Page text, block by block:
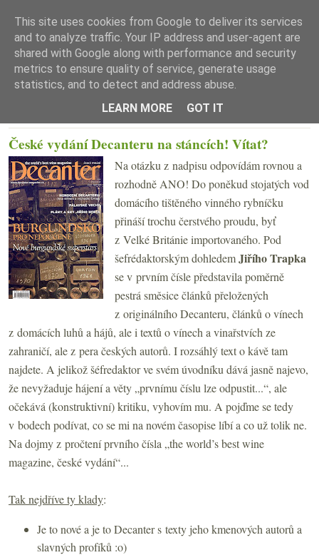
☰ Menu
České vydání Decanteru na stáncích! Vítat?
Na otázku z nadpisu odpovídám rovnou a
rozhodně ANO! Do poněkud stojatých vod
domácího tištěného vinného rybníčku
přináší trochu čerstvého proudu, byť
z Velké Británie importovaného. Pod
šefrédaktorským dohledemJiřího Trapka
se v prvním čísle představila poměrně
pestrá směsice článků přeložených
z originálního Decanteru, článků o vínech
z domácích luhů a hájů, ale i textů o vínech a vinařstvích ze
zahraničí, ale z pera českých autorů. I rozsáhlý text o kávě tam
najdete. A jelikož šéfredaktor ve svém úvodníku dává jasně najevo,
že nevyžaduje hájení a věty „prvnímu číslu lze odpustit...“, ale
očekává (konstruktivní) kritiku, vyhovím mu. A pojďme se tedy
v bodech podívat, co se mi na novém časopise líbí a co už tolik ne.
Na dojmy z pročtení prvního čísla „the world’s best wine
magazine, české vydání“...
Tak nejdříve ty klady:
Je to nové a je to Decanter s texty jeho kmenových autorů a
slavných profíků :o)
This site uses cookies from Google to deliver its services
and to analyze traffic. Your IP address and user-agent are
shared with Google along with performance and security
metrics to ensure quality of service, generate usage
statistics, and to detect and address abuse.
LEARN MORE
GOT IT